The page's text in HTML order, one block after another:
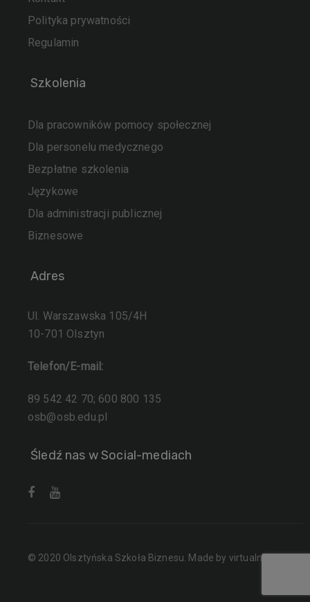
Polityka prywatności
Regulamin
Szkolenia
Dla pracowników pomocy społecznej
Dla personelu medycznego
Bezpłatne szkolenia
Językowe
Dla administracji publicznej
Biznesowe
Adres
Ul. Warszawska 105/4H
10-701 Olsztyn
Telefon/E-mail:
89 542 42 70; 600 800 135
osb@osb.edu.pl
Śledź nas w Social-mediach
© 2020 Olsztyńska Szkoła Biznesu. Made by virtualmedia.pl.